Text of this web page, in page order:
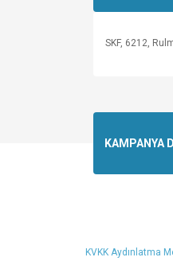
SKF, 6212,
Ürün
KAMPANYA
KVKK Aydınlatma